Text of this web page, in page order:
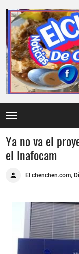
Ya no va el
el Inafocam
El chenchen.com,